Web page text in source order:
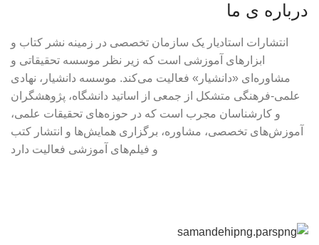
درباره ی ما
انتشارات استادیار یک سازمان تخصصی در زمینه نشر کتاب و
ابزارهای آموزشی است که زیر نظر موسسه تحقیقاتی و
مشاوره‌ای «دانشیار» فعالیت می‌کند. موسسه دانشیار، نهادی
علمی-فرهنگی متشکل از جمعی از اساتید دانشگاه، پژوهشگران
و کارشناسان مجرب است که در حوزه‌های تحقیقات علمی،
آموزش‌های تخصصی، مشاوره، برگزاری همایش‌ها و انتشار کتب
و فیلم‌های آموزشی فعالیت دارد